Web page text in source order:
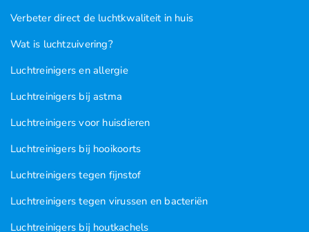
Verbeter direct de luchtkwaliteit in huis
Wat is luchtzuivering?
Luchtreinigers en allergie
Luchtreinigers bij astma
Luchtreinigers voor huisdieren
Luchtreinigers bij hooikoorts
Luchtreinigers tegen fijnstof
Luchtreinigers tegen virussen en bacteriën
Luchtreinigers bij houtkachels